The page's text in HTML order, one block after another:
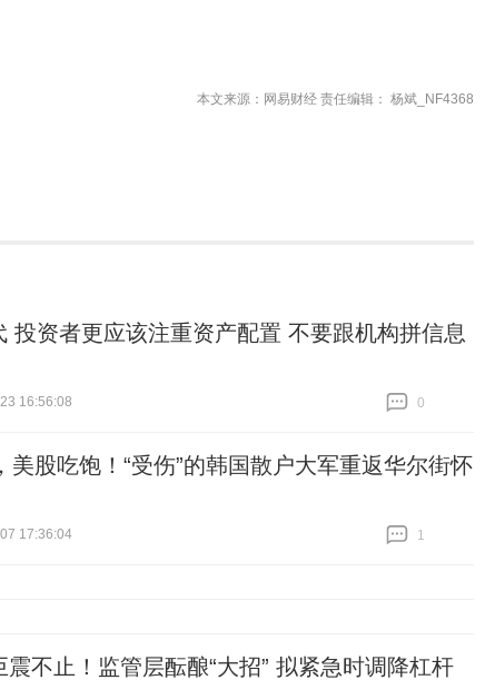
本文来源：网易财经 责任编辑： 杨斌_NF4368
投资者更应该注重资产配置 不要跟机构拼信息
16:56:08
0
美股吃饱！“受伤”的韩国散户大军重返华尔街怀
17:36:04
1
震不止！监管层酝酿“大招” 拟紧急时调降杠杆